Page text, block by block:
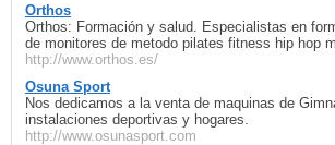
Orthos
Orthos: Formación y salud. Especialistas en
de monitores de metodo pilates fitness hip hop
http://www.orthos.es/
Osuna Sport
Nos dedicamos a la venta de maquinas de
instalaciones deportivas y hogares.
http://www.osunasport.com